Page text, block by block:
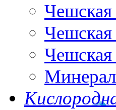
Чешская
Чешская
Чешская